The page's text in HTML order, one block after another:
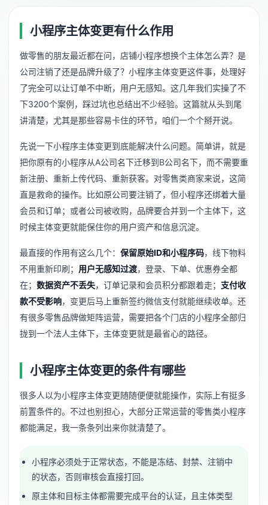
小程序主体变更有什么作用
做零售的朋友最近都在问，店铺小程序想换个主体怎么弄？是
公司注销了还是品牌升级了？小程序主体变更这件事，处理好
了完全可以让订单不中断，用户无感知。这几年我们实操了不
下3200个案例，踩过坑也总结出不少经验。这篇就从头到尾
讲清楚，尤其是那些容易卡住的环节，咱们一个个掰开说。
先说一下小程序主体变更到底能解决什么问题。简单讲，就是
把你原有的小程序从A公司名下迁移到B公司名下，而不需要重
新注册、重新上传代码、重新获客。对零售类商家来说，这简
直是救命的操作。比如原公司要注销了，但小程序还绑着大量
会员和订单；或者公司被收购，品牌要合并到一个主体下，这
时候主体变更就能保住你的用户资产和信息沉淀。
最直接的作用有这么几个： 保留原始ID和小程序码，线下物料
不用重新印刷； 用户无感知过渡，登录、下单、优惠券全都
在； 数据资产不丢失，订单记录和会员积分都跟着走； 支付收
款不受影响，变更后马上重新签约微信支付就能继续收单。还
有很多零售品牌做矩阵运营，需要把各个门店的小程序全部归
拢到一个法人主体下，主体变更就是最省心的路径。
小程序主体变更的条件有哪些
很多人以为小程序主体变更随随便便就能操作，实际上有挺多
前置条件的。不过也别担心，大部分正常运营的零售类小程序
都能满足，我一条条列出来你就清楚了。
小程序必须处于正常状态，不能是冻结、封禁、注销中
的状态，否则审核会直接打回。
原主体和目标主体都需要完成平台的认证，且主体类型